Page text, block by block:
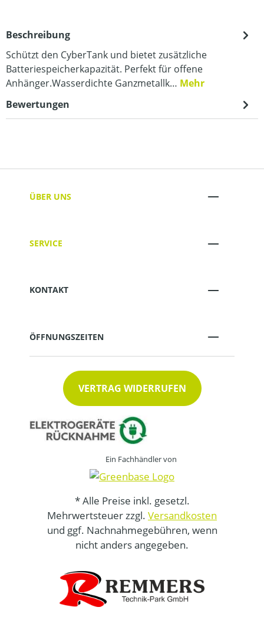
Beschreibung
Schützt den CyberTank und bietet zusätzliche
Batteriespeicherkapazität. Perfekt für offene
Anhänger.Wasserdichte Ganzmetallk… Mehr
Bewertungen
ÜBER UNS
SERVICE
KONTAKT
ÖFFNUNGSZEITEN
VERTRAG WIDERRUFEN
Ein Fachhändler von
* Alle Preise inkl. gesetzl.
Mehrwertsteuer zzgl. Versandkosten
und ggf. Nachnahmegebühren, wenn
nicht anders angegeben.